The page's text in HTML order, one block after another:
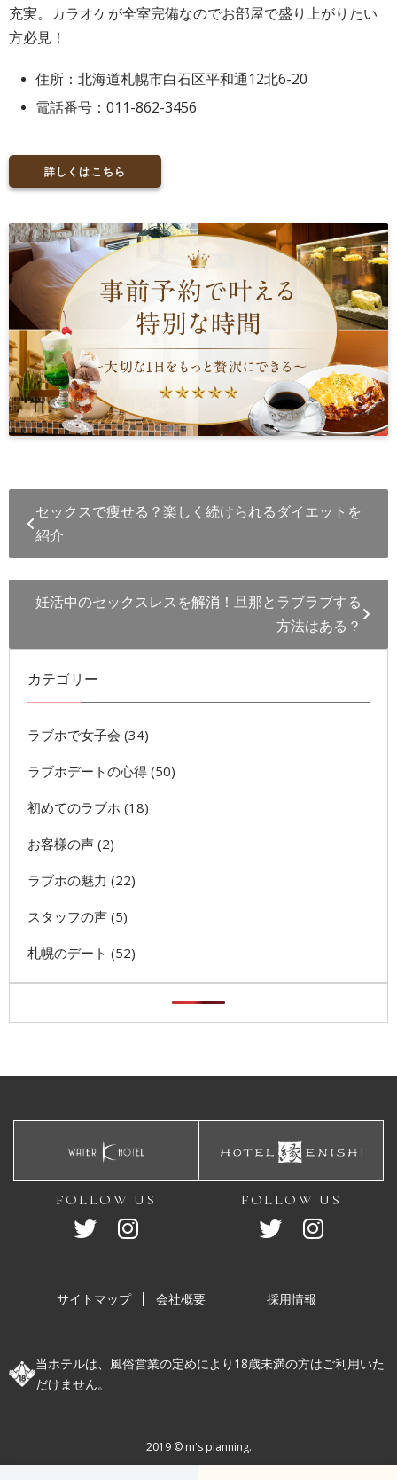
充実。カラオケが全室完備なのでお部屋で盛り上がりたい
方必見！
住所：北海道札幌市白石区平和通12北6-20
電話番号：011-862-3456
詳しくはこちら
セックスで痩せる？楽しく続けられるダイエットを
紹介
妊活中のセックスレスを解消！旦那とラブラブする
方法はある？
カテゴリー
ラブホで女子会 (34)
ラブホデートの心得 (50)
初めてのラブホ (18)
お客様の声 (2)
ラブホの魅力 (22)
スタッフの声 (5)
札幌のデート (52)
FOLLOW US FOLLOW US
サイトマップ 会社概要 採用情報
当ホテルは、風俗営業の定めにより18歳未満の方はご利用いた
だけません。
2019 ©︎ m's planning.